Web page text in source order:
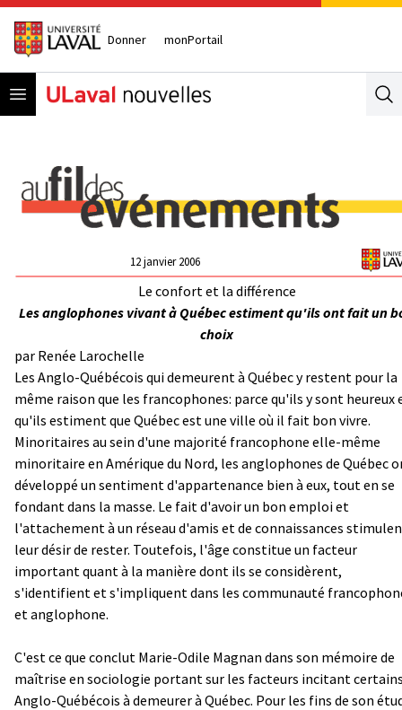
Donner monPortail
Open menu
12 janvier 2006
Le confort et la différence
Les anglophones vivant à Québec estiment qu'ils ont fait un
choix
par Renée Larochelle
Les Anglo-Québécois qui demeurent à Québec y restent pour la
même raison que les francophones: parce qu'ils y sont heureux
qu'ils estiment que Québec est une ville où il fait bon vivre.
Minoritaires au sein d'une majorité francophone elle-même
minoritaire en Amérique du Nord, les anglophones de Québec
développé un sentiment d'appartenance bien à eux, tout en se
fondant dans la masse. Le fait d'avoir un bon emploi et
l'attachement à un réseau d'amis et de connaissances
leur désir de rester. Toutefois, l'âge constitue un facteur
important quant à la manière dont ils se considèrent,
s'identifient et s'impliquent dans les communauté
et anglophone.
C'est ce que conclut Marie-Odile Magnan dans son mémoire de
maîtrise en sociologie portant sur les facteurs incitant
Anglo-Québécois à demeurer à Québec. Pour les fins de son